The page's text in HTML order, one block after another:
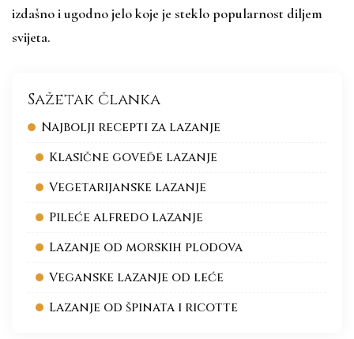
izdašno i ugodno jelo koje je steklo popularnost diljem
svijeta.
Sažetak članka
Najbolji recepti za lazanje
Klasične goveđe lazanje
Vegetarijanske lazanje
Pileće alfredo lazanje
Lazanje od morskih plodova
Veganske lazanje od leće
Lazanje od špinata i ricotte